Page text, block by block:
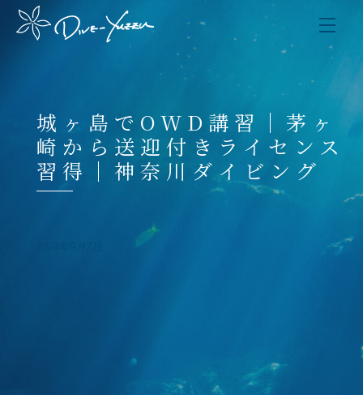
城ヶ島でOWD講習｜茅ヶ
崎から送迎付きライセンス
習得｜神奈川ダイビング